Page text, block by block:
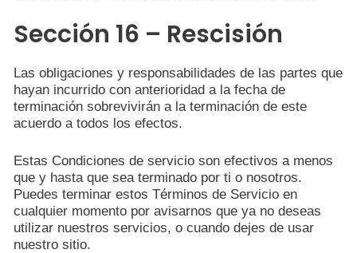
Sección 16 – Rescisión
Las obligaciones y responsabilidades de las partes que
hayan incurrido con anterioridad a la fecha de
terminación sobrevivirán a la terminación de este
acuerdo a todos los efectos.
Estas Condiciones de servicio son efectivos a menos
que y hasta que sea terminado por ti o nosotros.
Puedes terminar estos Términos de Servicio en
cualquier momento por avisarnos que ya no deseas
utilizar nuestros servicios, o cuando dejes de usar
nuestro sitio.